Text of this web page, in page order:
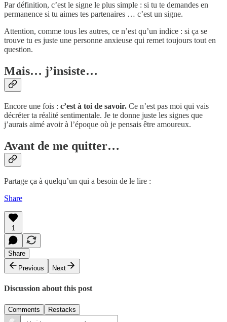
Par définition, c’est le signe le plus simple : si tu te demandes en
permanence si tu aimes tes partenaires … c’est un signe.
Attention, comme tous les autres, ce n’est qu’un indice : si ça se
trouve tu es juste une personne anxieuse qui remet toujours tout en
question.
Mais… j’insiste…
Encore une fois : c’est à toi de savoir. Ce n’est pas moi qui vais
décréter ta réalité sentimentale. Je te donne juste les signes que
j’aurais aimé avoir à l’époque où je pensais être amoureux.
Avant de me quitter…
Partage ça à quelqu’un qui a besoin de le lire :
Share
1
Share
Previous
Next
Discussion about this post
Comments Restacks